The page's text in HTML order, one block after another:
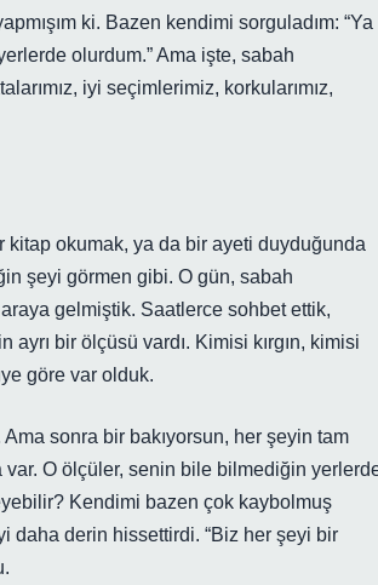
ki. Bazen kendimi sorguladım: “Ya
olurdum.” Ama işte, sabah
iyi seçimlerimiz, korkularımız,
kitap okumak, ya da bir ayeti duyduğunda
şeyi görmen gibi. O gün, sabah
gelmiştik. Saatlerce sohbet ettik,
ayrı bir ölçüsü vardı. Kimisi kırgın, kimisi
göre var olduk.
sonra bir bakıyorsun, her şeyin tam
O ölçüler, senin bile bilmediğin
Kendimi bazen çok kaybolmuş
daha derin hissettirdi. “Biz her şeyi bir